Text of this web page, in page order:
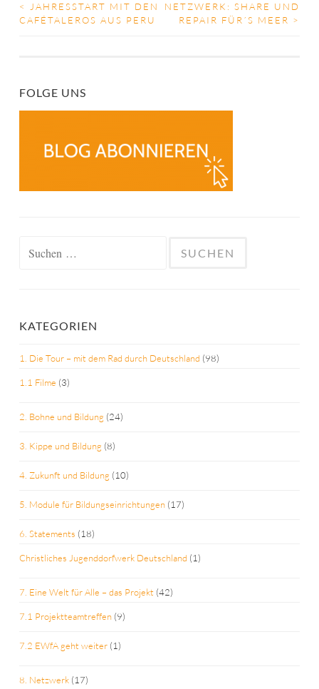
BEITRAGS-
< JAHRESSTART MIT DEN
CAFÉTALEROS AUS PERU
NETZWERK: SHARE UND
REPAIR FÜR´S MEER >
FOLGE UNS
KATEGORIEN
1. Die Tour – mit dem Rad durch Deutschland (98)
1.1 Filme (3)
2. Bohne und Bildung (24)
3. Kippe und Bildung (8)
4. Zukunft und Bildung (10)
5. Module für Bildungseinrichtungen (17)
6. Statements (18)
Christliches Jugenddorfwerk Deutschland (1)
7. Eine Welt für Alle – das Projekt (42)
7.1 Projektteamtreffen (9)
7.2 EWfA geht weiter (1)
8. Netzwerk (17)